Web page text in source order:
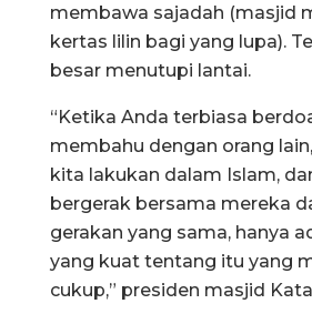
membawa sajadah (masjid
kertas lilin bagi yang lupa).
besar menutupi lantai.
“Ketika Anda terbiasa
membahu dengan orang
kita lakukan dalam Islam,
bergerak bersama mereka
gerakan yang sama, hanya
yang kuat tentang itu yang
cukup,” presiden masjid